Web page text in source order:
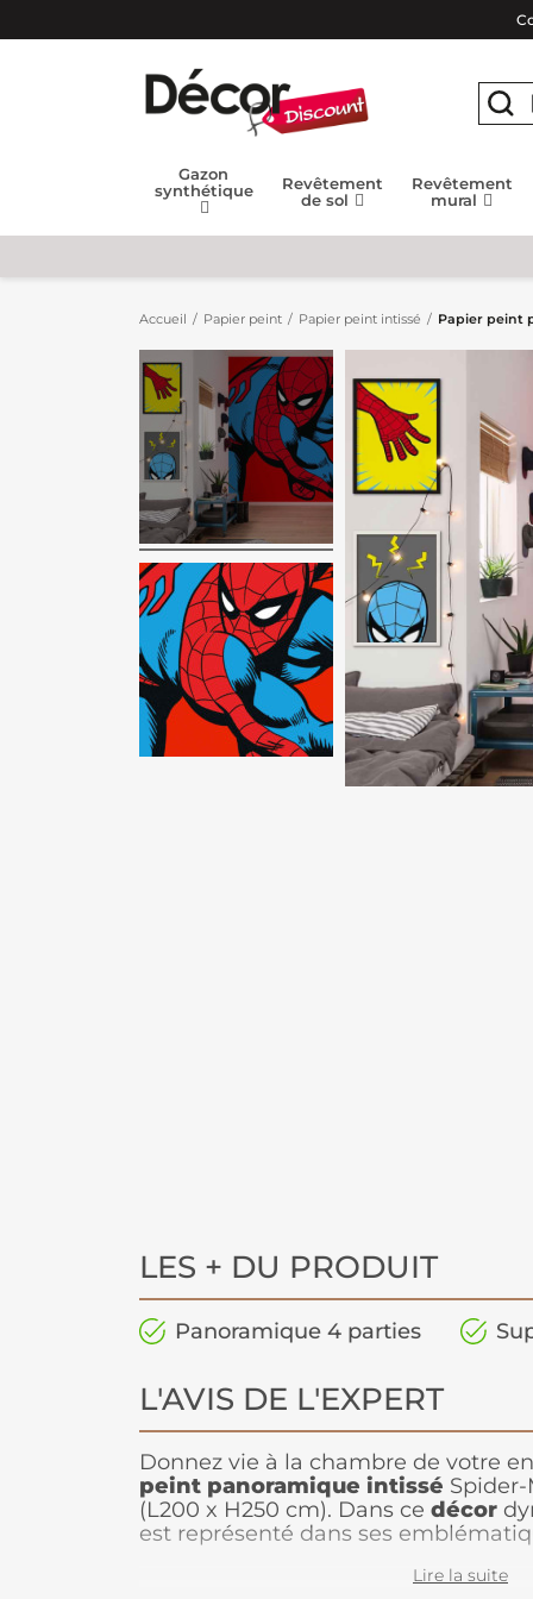
Gazon
synthétique
Revêtement
de sol
Revêtement
mural
Accueil Papier peint Papier peint intissé Papier peint
LES + DU PRODUIT
Panoramique 4 parties
L'AVIS DE L'EXPERT
Donnez vie à la chambre de votre
peint panoramique intissé
(L200 x H250 cm). Dans ce décor
est représenté dans ses
permet aux
Lire la suite